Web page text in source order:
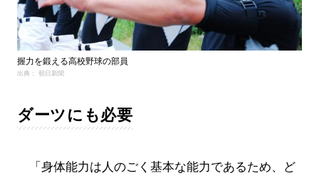
握力を鍛える高校野球の部員
出典： 朝日新聞
ダーツにも必要
「身体能力は人のごく基本な能力であるため、ど